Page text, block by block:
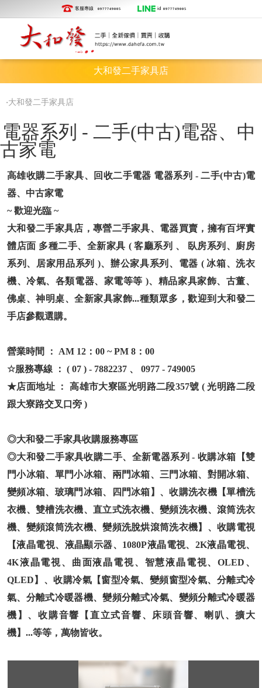
客服專線 0977749005 id 0977749005
大和發二手家具店
‧大和發二手家具店
電器系列 - 二手(中古)電器、中
古家電
高雄收購二手家具、回收二手電器 電器系列 - 二手(中古)電
器、中古家電
~ 歡迎光臨 ~
大和發二手家具店，專營二手家具、電器買賣，擁有百坪實
體店面 多種二手、全新家具 ( 客廳系列 、 臥房系列、廚房
系列、居家用品系列 )、辦公家具系列、電器 ( 冰箱、洗衣
機、冷氣、各類電器、家電等等 )、精品家具家飾、古董、
佛桌、神明桌、全新家具家飾...種類眾多，歡迎到大和發二
手店參觀選購。
營業時間 ： AM 12：00 ~ PM 8：00
☆服務專線 ： ( 07 ) - 7882237 、 0977 - 749005
★店面地址 ： 高雄市大寮區光明路二段357號 ( 光明路二段
跟大寮路交叉口旁 )
◎大和發二手家具收購服務專區
◎大和發二手家具收購二手、全新電器系列 - 收購冰箱【雙
門小冰箱、單門小冰箱、兩門冰箱、三門冰箱、對開冰箱、
變頻冰箱、玻璃門冰箱、四門冰箱】、收購洗衣機【單槽洗
衣機、雙槽洗衣機、直立式洗衣機、變頻洗衣機、滾筒洗衣
機、變頻滾筒洗衣機、變頻洗脫烘滾筒洗衣機】、收購電視
【液晶電視、液晶顯示器、1080P液晶電視、2K液晶電視、
4K液晶電視、曲面液晶電視、智慧液晶電視、OLED、
QLED】、收購冷氣【窗型冷氣、變頻窗型冷氣、分離式冷
氣、分離式冷暖器機、變頻分離式冷氣、變頻分離式冷暖器
機】、收購音響【直立式音響、床頭音響、喇叭、擴大
機】...等等，萬物皆收。